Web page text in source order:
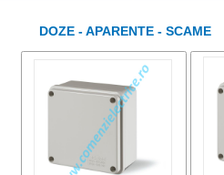
DOZE - APARENTE - SCAME